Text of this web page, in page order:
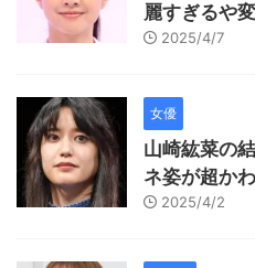
麗すぎるや
2025/4/7
女優
山崎紘菜の
ネ姿が超か
2025/4/2